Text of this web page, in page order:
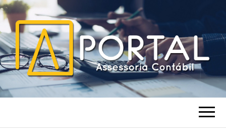
PORTAL
Blog Portal Assessoria